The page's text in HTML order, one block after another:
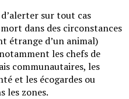
sur tout cas
dans des circonstances
étrange d’un animal)
les chefs de
communautaires, les
et les écogardes ou
les zones.